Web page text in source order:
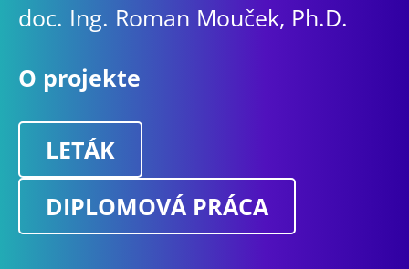
doc. Ing. Roman Mouček, Ph.D.
O projekte
LETÁK
DIPLOMOVÁ PRÁCA